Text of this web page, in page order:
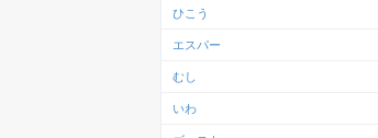
ひこう
エスパー
むし
いわ